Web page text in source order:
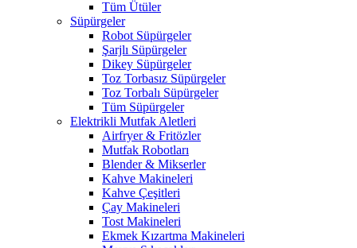
Tüm Ütüler
Süpürgeler
Robot Süpürgeler
Şarjlı Süpürgeler
Dikey Süpürgeler
Toz Torbasız Süpürgeler
Toz Torbalı Süpürgeler
Tüm Süpürgeler
Elektrikli Mutfak Aletleri
Airfryer & Fritözler
Mutfak Robotları
Blender & Mikserler
Kahve Makineleri
Kahve Çeşitleri
Çay Makineleri
Tost Makineleri
Ekmek Kızartma Makineleri